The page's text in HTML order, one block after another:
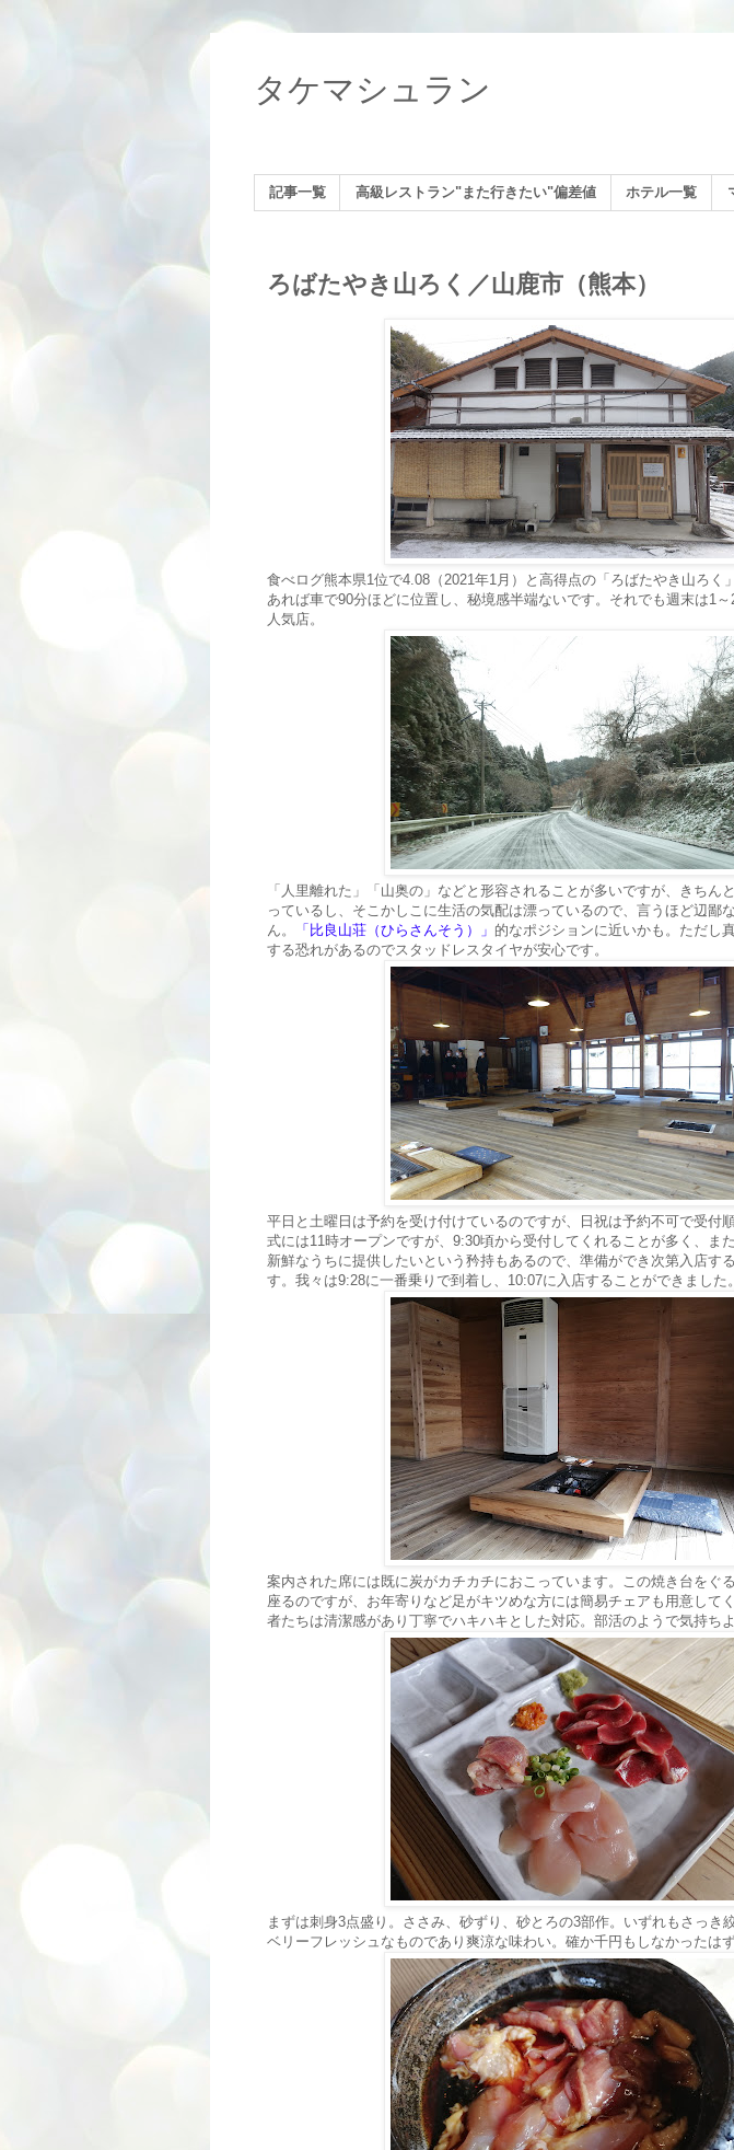
タケマシュラン
記事一覧 高級レストラン"また行きたい"偏差値 ホテル一覧
ろばたやき山ろく／山鹿市（熊本）
食べログ熊本県1位で4.08（2021年1月）と高得点の「ろばたやき山ろく
あれば車で90分ほどに位置し、秘境感半端ないです。それでも週末は1
人気店。
「人里離れた」「山奥の」などと形容されることが多いですが、きちん
っているし、そこかしこに生活の気配は漂っているので、言うほど辺鄙
ん。
「比良山荘（ひらさんそう）」 的なポジションに近いかも。ただし
する恐れがあるのでスタッドレスタイヤが安心です。
平日と土曜日は予約を受け付けているのですが、日祝は予約不可で受付
式には11時オープンですが、9:30頃から受付してくれることが多く、ま
新鮮なうちに提供したいという矜持もあるので、準備ができ次第入店す
す。我々は9:28に一番乗りで到着し、10:07に入店することができました。
案内された席には既に炭がカチカチにおこっています。この焼き台をぐ
座るのですが、お年寄りなど足がキツめな方には簡易チェアも用意して
者たちは清潔感があり丁寧でハキハキとした対応。部活のようで気持ち
まずは刺身3点盛り。ささみ、砂ずり、砂とろの3部作。いずれもさっき
ベリーフレッシュなものであり爽涼な味わい。確か千円もしなかったは